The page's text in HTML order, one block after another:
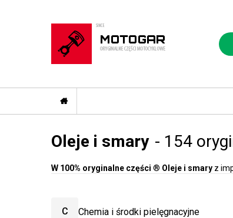
Oleje i smary - 154
W 100% oryginalne części ® Oleje i smary z
C Chemia i środki pielęgnacyjne